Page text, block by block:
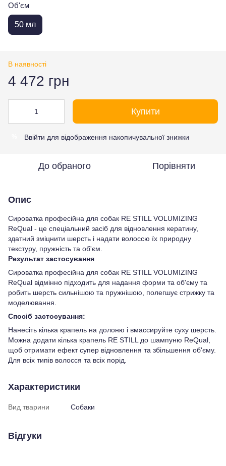
Об'єм
50 мл
В наявності
4 472 грн
Купити
Ввійти для відображення накопичувальної знижки
До обраного Порівняти
Опис
Сироватка професійна для собак RE STILL VOLUMIZING
ReQual - це спеціальний засіб для відновлення кератину,
здатний зміцнити шерсть і надати волоссю їх природну
текстуру, пружність та об'єм.
Результат застосування
Сироватка професійна для собак RE STILL VOLUMIZING
ReQual відмінно підходить для надання форми та об'єму та
робить шерсть сильнішою та пружнішою, полегшує стрижку та
моделювання.
Спосіб застосування:
Нанесіть кілька крапель на долоню і вмассируйте суху шерсть.
Можна додати кілька крапель RE STILL до шампуню ReQual,
щоб отримати ефект супер відновлення та збільшення об'єму.
Для всіх типів волосся та всіх порід.
Характеристики
Вид тварини Собаки
Відгуки